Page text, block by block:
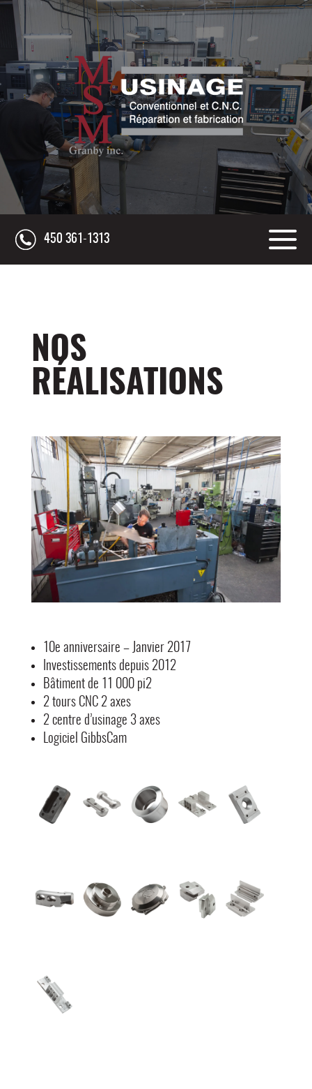
450 361-1313
NOS
RÉALISATIONS
10e anniversaire – Janvier 2017
Investissements depuis 2012
Bâtiment de 11 000 pi2
2 tours CNC 2 axes
2 centre d’usinage 3 axes
Logiciel GibbsCam